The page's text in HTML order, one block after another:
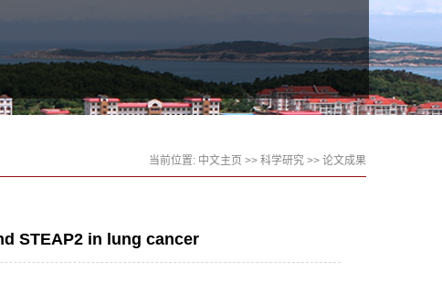
当前位置: 中文主页 >> 科学研究 >> 论文成果
STEAP2 in lung cancer